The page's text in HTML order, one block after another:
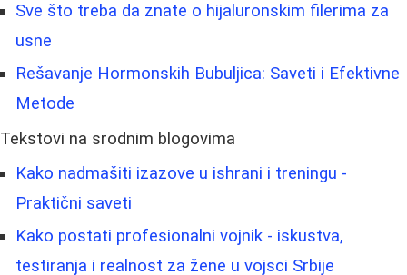
Sve što treba da znate o hijaluronskim filerima za
usne
Rešavanje Hormonskih Bubuljica: Saveti i Efektivne
Metode
Tekstovi na srodnim blogovima
Kako nadmašiti izazove u ishrani i treningu -
Praktični saveti
Kako postati profesionalni vojnik - iskustva,
testiranja i realnost za žene u vojsci Srbije